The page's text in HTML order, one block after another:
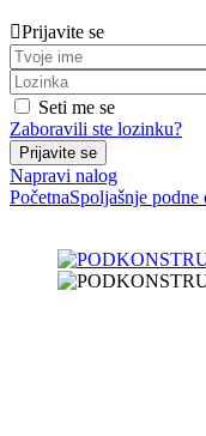
Prijavite se
Seti me se
Zaboravili ste lozinku?
Napravi nalog
PočetnaSpoljašnje podne